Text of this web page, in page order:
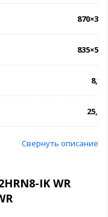
8,1
25,6
Свернуть описание
IK WR